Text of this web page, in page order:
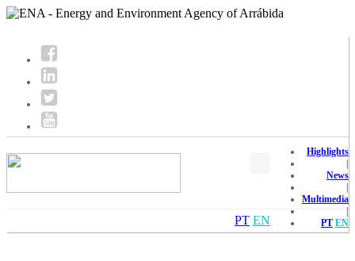
Highlights
News
Multimedia
PT EN
PT EN